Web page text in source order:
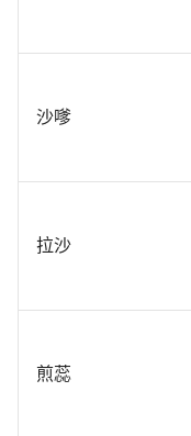
沙嗲
拉沙
煎蕊